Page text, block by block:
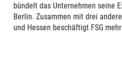
bündelt das Unternehmen seine
Berlin. Zusammen mit drei
und Hessen beschäftigt FSG